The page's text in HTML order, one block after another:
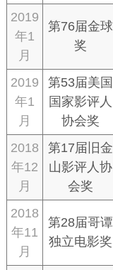
2019
年1
月
第76届金球
奖
2019
年1
月
第53届美国
国家影评人
协会奖
2018
年12
月
第17届旧金
山影评人协
会奖
2018
年11
月
第28届哥谭
独立电影奖